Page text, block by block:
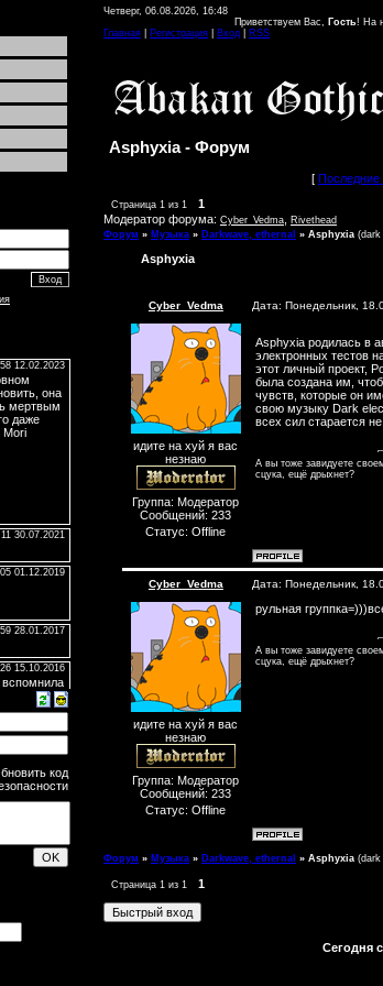
Четверг, 06.08.2026, 16:48
Приветствуем Вас,
Гость! На
Главная
Регистрация Вход RSS
Asphyxia - Форум
[ Последние
Страница 1 из 1
1
Модератор форума: Cyber_Vedma
Rivethead
Форум » Музыка » Darkwave, ethernal » Asphyxia (dark
Asphyxia
Cyber_Vedma Дата: Понедельник,
идите на хуй я вас
незнаю
Группа: Модератор
Сообщений:233
Статус:Offline
Asphyxia родилась в
электронных тестов
этот личный проект,
была создана им,
чувств, которые он
свою музыку Dark
всех сил старается
А вы тоже завидуете
сцука, ещё дрыхнет?
Cyber_Vedma Дата: Понедельник,
идите на хуй я вас
незнаю
Группа: Модератор
Сообщений:233
Статус:Offline
рульная
А вы тоже завидуете
сцука, ещё дрыхнет?
Форум » Музыка » Darkwave, ethernal » Asphyxia (dark
Страница 1 из 1
1
Сегодня